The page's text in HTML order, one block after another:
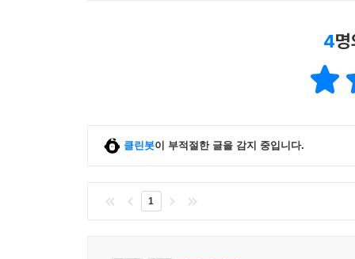
4
클린봇이 부적절한 글을 감지 중입니다.
1